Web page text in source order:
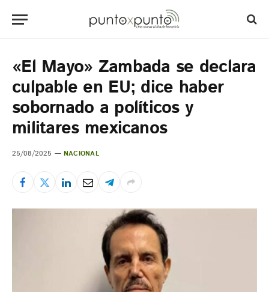
«El Mayo» Zambada se declara
culpable en EU; dice haber
sobornado a políticos y
militares mexicanos
25/08/2025 NACIONAL